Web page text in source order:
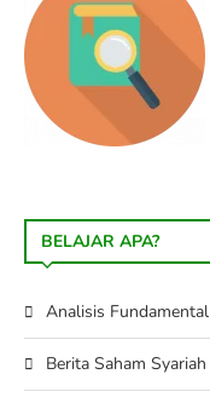
BELAJAR APA?
Analisis Fundamental
Berita Saham Syariah